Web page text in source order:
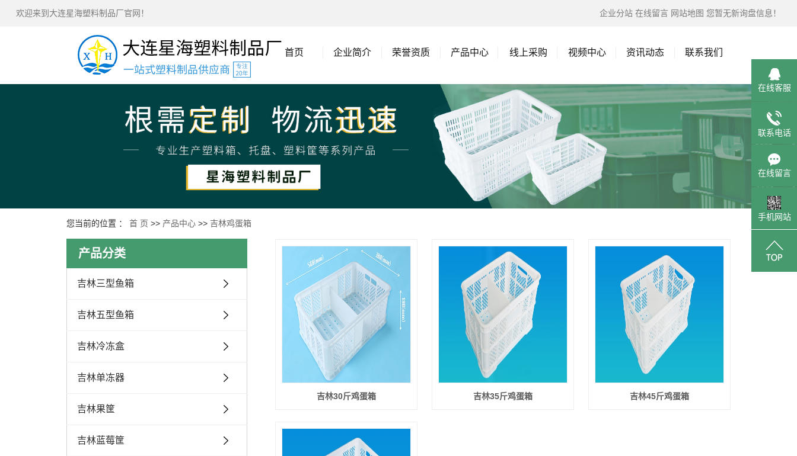
欢迎来到大连星海塑料制品厂官网！ 企业分站 在线留言 网站地图 您暂无新询盘信息！
首页 企业简介 荣誉资质 产品中心 线上采购 视频中心 资讯动态 联系我们
您当前的位置 ： 首 页 >> 产品中心 >> 吉林鸡蛋箱
产品分类
吉林三型鱼箱
吉林五型鱼箱
吉林冷冻盒
吉林单冻器
吉林果筐
吉林蓝莓筐
吉林30斤鸡蛋箱 吉林35斤鸡蛋箱 吉林45斤鸡蛋箱
在线客服
联系电话
在线留言
手机网站